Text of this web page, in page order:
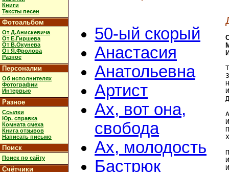
Книги
Тексты песен
Фотоальбом
От Д.Анискевича
От Е.Гиршева
От В.Окунева
От Я.Фролова
Разное
Персоналии
Об исполнителях
Фотографии
Интервью
Разное
Ссылки
Юр. справка
Комната смеха
Книга отзывов
Написать письмо
Поиск
Поиск по сайту
Счётчики
50-ый скорый
Анастасия
Анатольевна
Артист
Ах, вот она,
свобода
Ах, молодость
Бастрюк